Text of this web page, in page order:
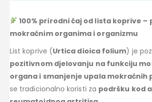
100% prirodni čaj od lista koprive –
mokraćnim organima i organizmu
List koprive (Urtica dioica folium) je
pozitivnom djelovanju na funkciju
organa i smanjenje upala mokraćnih
se tradicionalno koristi za podršku kod